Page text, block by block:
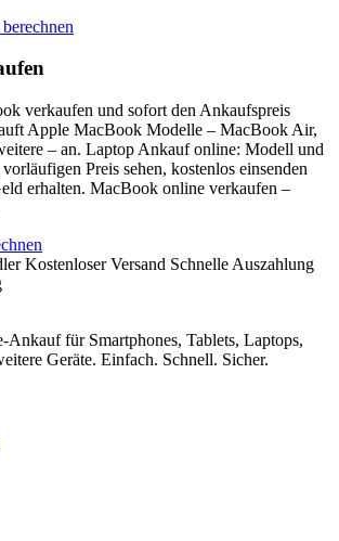
verkaufen und sofort den Ankaufspreis
Apple MacBook Modelle – MacBook Air,
– an. Laptop Ankauf online: Modell und
Preis sehen, kostenlos einsenden
erhalten. MacBook online verkaufen –
Kostenloser Versand Schnelle Auszahlung
Ankauf für Smartphones, Tablets, Laptops,
Geräte. Einfach. Schnell. Sicher.